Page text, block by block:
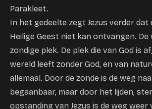
Parakleet.
In het gedeelte zegt Jezus verder dat
Heilige Geest niet kan ontvangen. De
zondige plek. De plek die van God is
wereld leeft zonder God, en van
allemaal. Door de zonde is de weg
begaanbaar, maar door het lijden,
opstanding van Jezus is de weg weer